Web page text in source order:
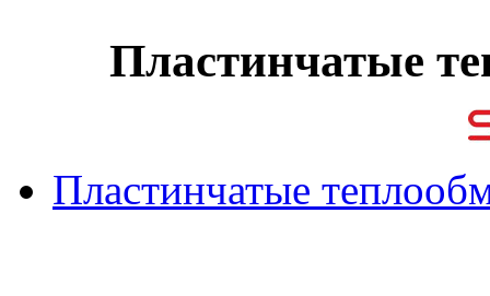
Пластинчатые
Пластинчатые